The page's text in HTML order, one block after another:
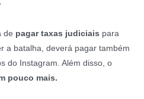
de pagar taxas judiciais para
a batalha, deverá pagar também
do Instagram. Além disso, o
pouco mais.